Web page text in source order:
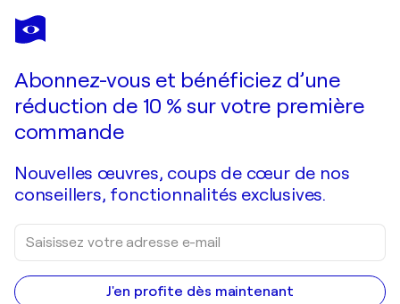
DAVID
ONEN
Je passe commande
Abonnez-vous et bénéficiez d’une
réduction de 10 % sur votre première
commande
Nouvelles œuvres, coups de cœur de nos
conseillers, fonctionnalités exclusives.
J'en profite dès maintenant